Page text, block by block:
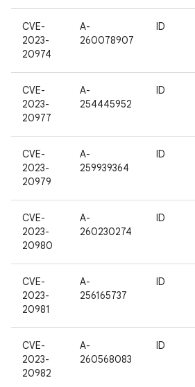
CVE-
2023-
20974
A-
260078907
ID
CVE-
2023-
20977
A-
254445952
ID
CVE-
2023-
20979
A-
259939364
ID
CVE-
2023-
20980
A-
260230274
ID
CVE-
2023-
20981
A-
256165737
ID
CVE-
2023-
20982
A-
260568083
ID